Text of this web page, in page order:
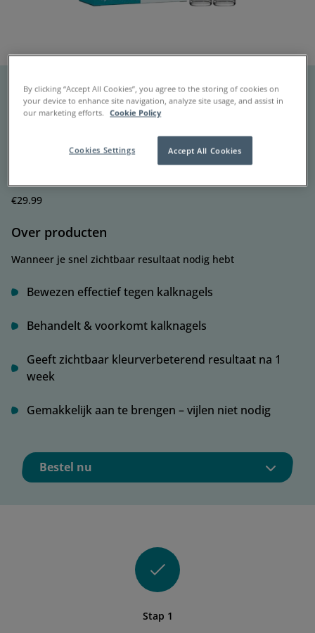
Nailner Kalknagelkwastje Multi-
Action 10 ml
Behandelt en geeft een kleurverbeterend effect
€29.99
Over producten
Wanneer je snel zichtbaar resultaat nodig hebt
Bewezen effectief tegen kalknagels
Behandelt & voorkomt kalknagels
Geeft zichtbaar kleurverbeterend resultaat na 1
week
Gemakkelijk aan te brengen – vijlen niet nodig
Bestel nu
Stap 1
By clicking “Accept All Cookies”, you agree to the storing of cookies on
your device to enhance site navigation, analyze site usage, and assist in
our marketing efforts.
Cookie Policy
Accept All Cookies
Cookies Settings